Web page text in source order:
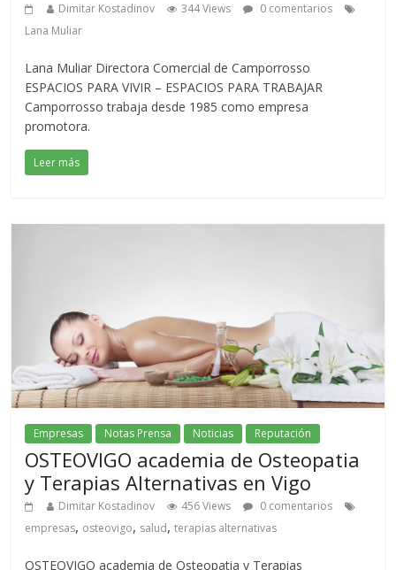
Dimitar Kostadinov 344 Views
0 comentarios
Lana Muliar
Lana Muliar Directora Comercial de Camporrosso
ESPACIOS PARA VIVIR – ESPACIOS PARA TRABAJAR
Camporrosso trabaja desde 1985 como empresa
promotora.
Leer más
Empresas Notas Prensa Noticias Reputación
OSTEOVIGO academia de Osteopatia
y Terapias Alternativas en Vigo
Dimitar Kostadinov 456 Views
0 comentarios
empresas, osteovigo, salud,terapias alternativas
OSTEOVIGO academia de Osteopatia y Terapias